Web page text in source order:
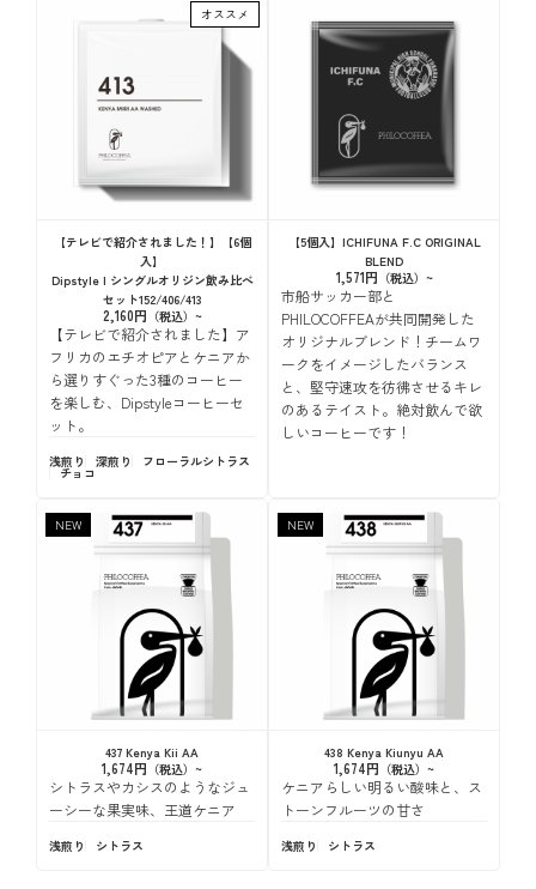
オススメ
【テレビで紹介されました！】【6個
入】
Dipstyle | シングルオリジン飲み比べ
セット152/406/413
2,160円
【テレビで紹介されました】ア
フリカのエチオピアとケニアか
ら選りすぐった3種のコーヒー
を楽しむ、Dipstyleコーヒーセ
ット。
浅煎り 深煎り フローラルシトラス
チョコ
【5個入】ICHIFUNA F.C ORIGINAL
BLEND
1,571円
市船サッカー部と
PHILOCOFFEAが共同開発した
オリジナルブレンド！チームワ
ークをイメージしたバランス
と、堅守速攻を彷彿させるキレ
のあるテイスト。絶対飲んで欲
しいコーヒーです！
NEW
437 Kenya Kii AA
1,674円
シトラスやカシスのようなジュ
ーシーな果実味、王道ケニア
浅煎り シトラス
NEW
438 Kenya Kiunyu AA
1,674円
ケニアらしい明るい酸味と、ス
トーンフルーツの甘さ
浅煎り シトラス